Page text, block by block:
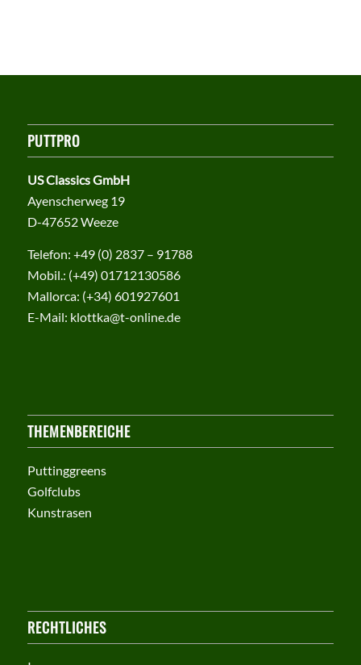
PUTTPRO
US Classics GmbH
Ayenscherweg 19
D-47652 Weeze
Telefon: +49 (0) 2837 – 91788
Mobil.: (+49) 01712130586
Mallorca: (+34) 601927601
E-Mail: klottka@t-online.de
THEMENBEREICHE
Puttinggreens
Golfclubs
Kunstrasen
RECHTLICHES